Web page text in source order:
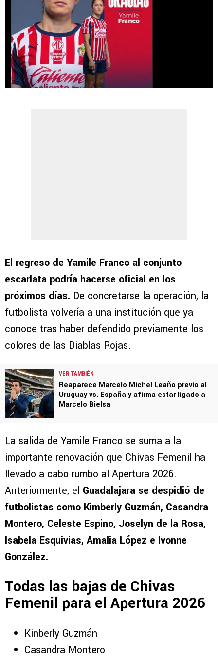
El regreso de Yamile Franco al conjunto
escarlata podría hacerse oficial en los
próximos días. De concretarse la operación, la
futbolista volvería a una institución que ya
conoce tras haber defendido previamente los
colores de las Diablas Rojas.
VER TAMBIÉN
Reaparece Marcelo Michel Leaño previo al
Uruguay vs. España y afirma estar ligado a
Marcelo Bielsa
La salida de Yamile Franco se suma a la
importante renovación que Chivas Femenil ha
llevado a cabo rumbo al Apertura 2026.
Anteriormente, el Guadalajara se despidió de
futbolistas como Kimberly Guzmán, Casandra
Montero, Celeste Espino, Joselyn de la Rosa,
Isabela Esquivias, Amalia López e Ivonne
González.
Todas las bajas de Chivas
Femenil para el Apertura 2026
Kinberly Guzmán
Casandra Montero